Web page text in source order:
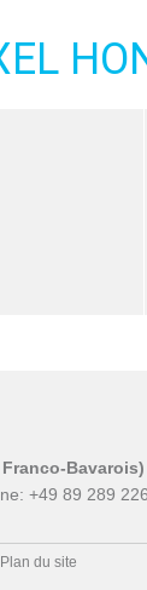
+49 89 289
Plan du site